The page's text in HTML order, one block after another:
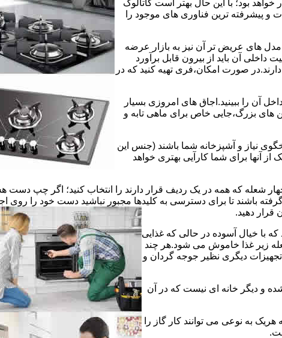
خواهد بود؛ با این حال بهتر است کاتالوگ
و پیشرفته ترین فناوری های موجود را
مدل های عریض تر آن نیز به بازار عرضه
آن باید از بیرون قابل برآورد
صورت امکان،فری تهیه کنید که در
آن را ببینید.اجاق های امروزی بسیار
های بزرگ،جایی خاص برای ماهی تابه و
نیاز و آشپزخانه شما باشند (جنس این
آنها برای شما کارآیی بهتری خواهد
که همه در یک ردیف قرار دارند را انتخاب کنید؛ اگر چپ دست
باشند تا برای دسترسی به کلیدها مجبور نباشید دست خود را روی
قرار دهید.
با خیال آسوده در حالی که غذایی
زیر غذا خاموش می شود.هر چند
تجهیزات دیگری نظیر جوجه گردان و
و دیگر خانه ای نیست که در آن
هریک به نوعی می توانند کار گاز را